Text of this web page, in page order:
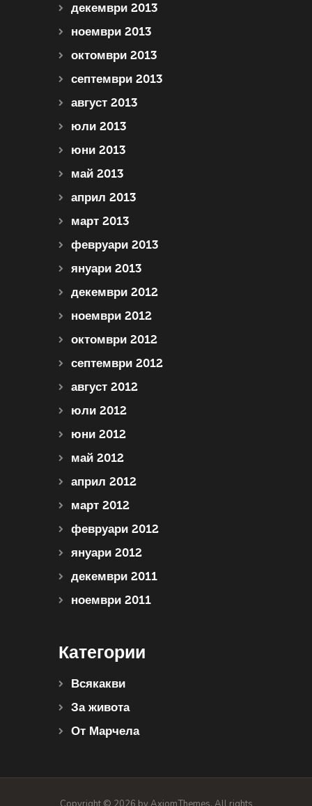
декември 2013
ноември 2013
октомври 2013
септември 2013
август 2013
юли 2013
юни 2013
май 2013
април 2013
март 2013
февруари 2013
януари 2013
декември 2012
ноември 2012
октомври 2012
септември 2012
август 2012
юли 2012
юни 2012
май 2012
април 2012
март 2012
февруари 2012
януари 2012
декември 2011
ноември 2011
Категории
Всякакви
За живота
От Марчела